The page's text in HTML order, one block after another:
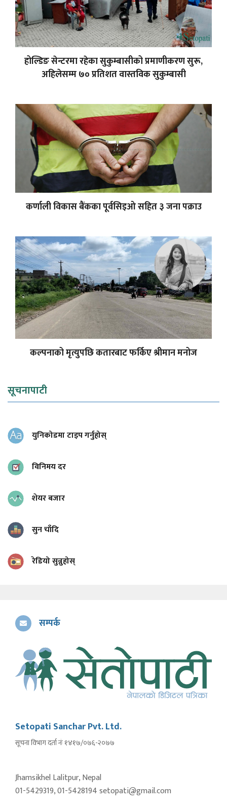
होल्डिङ सेन्टरमा रहेका सुकुम्बासीको प्रमाणीकरण सुरू,
अहिलेसम्म ७० प्रतिशत वास्तविक सुकुम्बासी
कर्णाली विकास बैंकका पूर्वसिइओ सहित ३ जना पक्राउ
कल्पनाको मृत्युपछि कतारबाट फर्किए श्रीमान मनोज
सूचनापाटी
युनिकोडमा टाइप गर्नुहोस्
विनिमय दर
शेयर बजार
सुन चाँदि
रेडियो सुन्नुहोस्
सम्पर्क
Setopati Sanchar Pvt. Ltd.
सूचना विभाग दर्ता नंः १४१७/०७६-२०७७
Jhamsikhel Lalitpur, Nepal
01-5429319, 01-5428194 setopati@gmail.com